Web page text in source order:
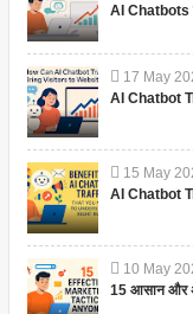
AI Chatbots
17 May
AI Chatbot
15 May
AI Chatbot
10 May
15 आसान और